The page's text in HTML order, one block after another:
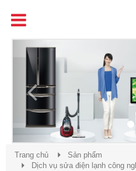
Previous
Trang chủ
Sản phẩm
Dịch vụ sửa điện lạnh công